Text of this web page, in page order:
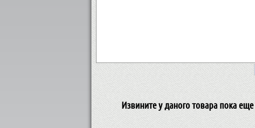
Извините у даного товара пока